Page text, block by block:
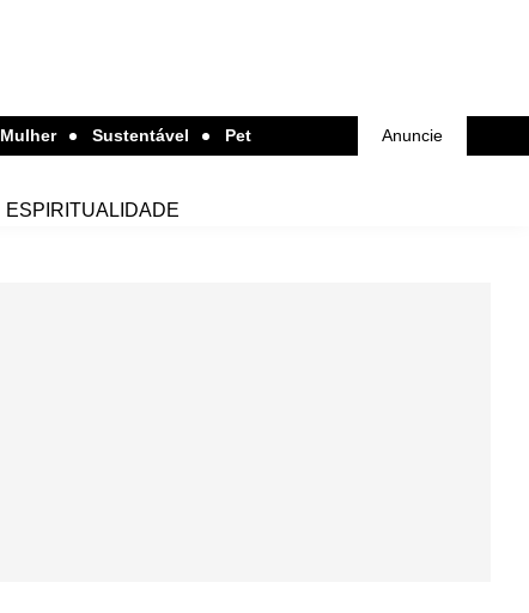
Mulher Sustentável Pet Anuncie
ESPIRITUALIDADE